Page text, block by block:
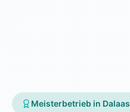
Meisterbetrieb in Dalaas